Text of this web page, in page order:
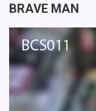
BRAVE MAN